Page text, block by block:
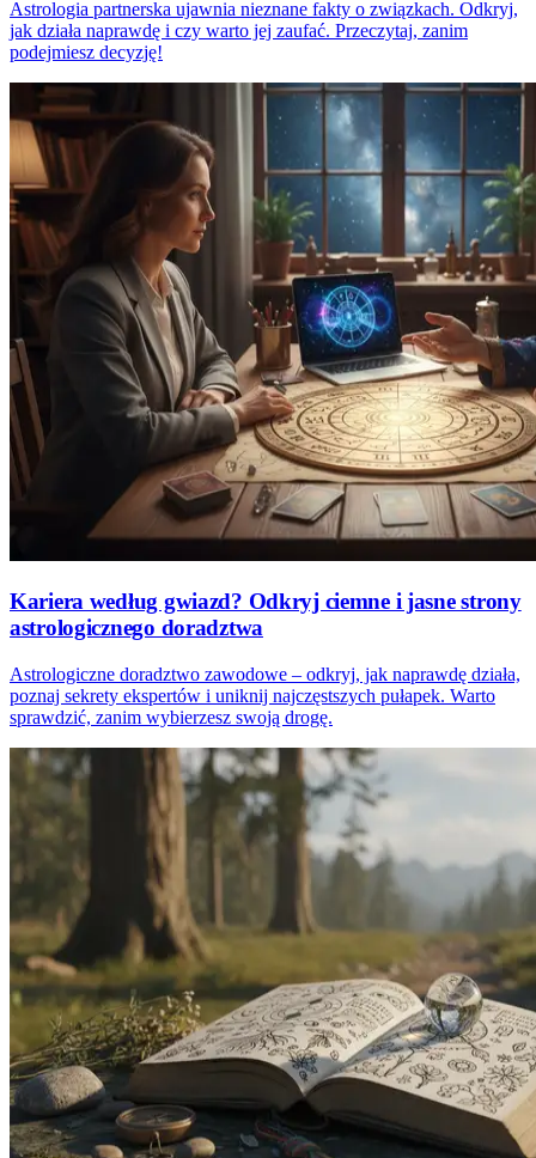
Astrologia partnerska ujawnia nieznane fakty o związkach. Odkryj,
jak działa naprawdę i czy warto jej zaufać. Przeczytaj, zanim
podejmiesz decyzję!
Kariera według gwiazd? Odkryj ciemne i jasne strony
astrologicznego doradztwa
Astrologiczne doradztwo zawodowe – odkryj, jak naprawdę działa,
poznaj sekrety ekspertów i uniknij najczęstszych pułapek. Warto
sprawdzić, zanim wybierzesz swoją drogę.